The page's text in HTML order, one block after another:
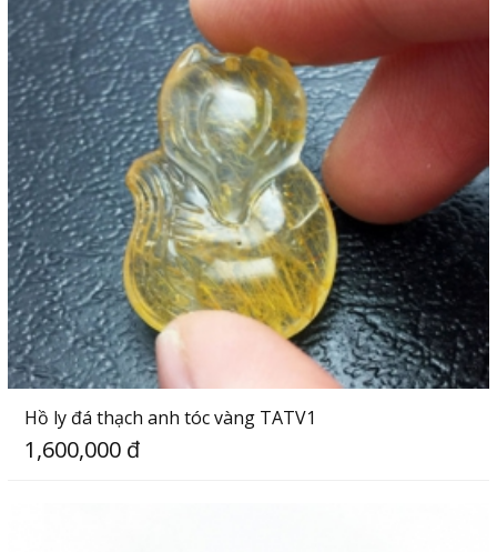
Hồ ly đá thạch anh tóc vàng TATV1
1,600,000 đ